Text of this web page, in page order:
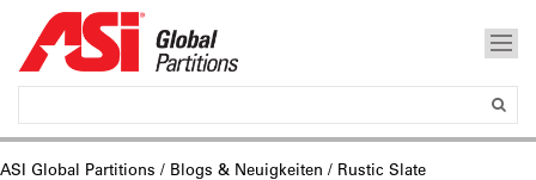
ASI Global Partitions / Blogs & Neuigkeiten / Rustic Slate